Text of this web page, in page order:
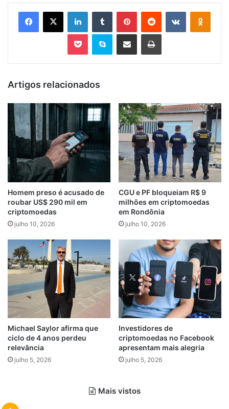
Facebook
X LinkedinTumblr PinterestReddit VK OK
Pocket Skype Compartilhar via e-mail Imprimir
Artigos relacionados
Homem preso é acusado de
roubar US$ 290 mil em
criptomoedas
julho 10, 2026
CGU e PF bloqueiam R$ 9
milhões em criptomoedas
em Rondônia
julho 10, 2026
Michael Saylor afirma que
ciclo de 4 anos perdeu
relevância
julho 5, 2026
Investidores de
criptomoedas no Facebook
apresentam mais alegria
julho 5, 2026
Mais vistos